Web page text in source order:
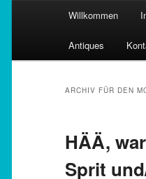
Willkommen
Antiques
ARCHIV FÜR DEN
HÄÄ,
Sprit